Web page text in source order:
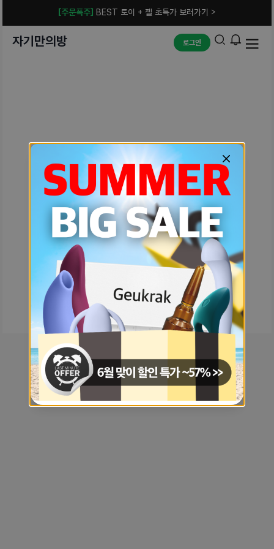
[주문폭주] BEST 토이 + 젤 초특가 보러가기 >
자기만의방 로그인
예상치 못한 에러입니다.